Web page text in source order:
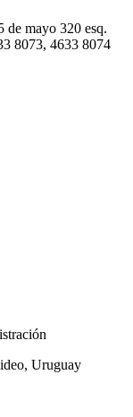
de mayo 320 esq.
8073, 4633 8074
Uruguay